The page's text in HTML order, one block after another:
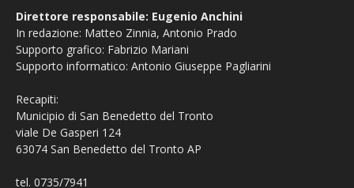
Direttore responsabile: Eugenio Anchini
In redazione: Matteo Zinnia, Antonio Prado
Supporto grafico: Fabrizio Mariani
Supporto informatico: Antonio Giuseppe Pagliarini
Recapiti:
Municipio di San Benedetto del Tronto
viale De Gasperi 124
63074 San Benedetto del Tronto AP
tel. 0735/7941